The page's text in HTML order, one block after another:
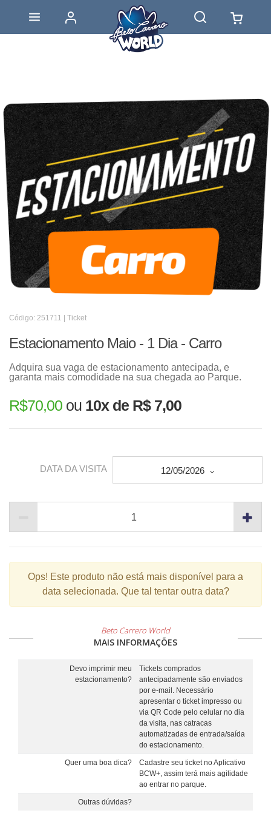
Código: 251711 | Ticket
Estacionamento Maio - 1 Dia - Carro
Adquira sua vaga de estacionamento antecipada, e
garanta mais comodidade na sua chegada ao Parque.
R$70,00 ou 10x de R$ 7,00
DATA DA VISITA 12/05/2026
Ops! Este produto não está mais disponível para a
data selecionada. Que tal tentar outra data?
Beto Carrero World
MAIS INFORMAÇÕES
Devo imprimir meu
estacionamento?
Tickets comprados
antecipadamente são enviados
por e-mail. Necessário
apresentar o ticket impresso ou
via QR Code pelo celular no dia
da visita, nas catracas
automatizadas de entrada/saída
do estacionamento.
Quer uma boa dica?
Cadastre seu ticket no Aplicativo
BCW+, assim terá mais agilidade
ao entrar no parque.
Outras dúvidas?